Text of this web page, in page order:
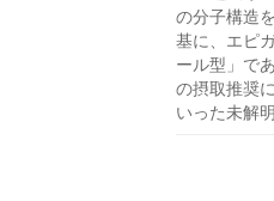
の分子構造
基に、エピ
ール型」で
の摂取推奨
いった未解